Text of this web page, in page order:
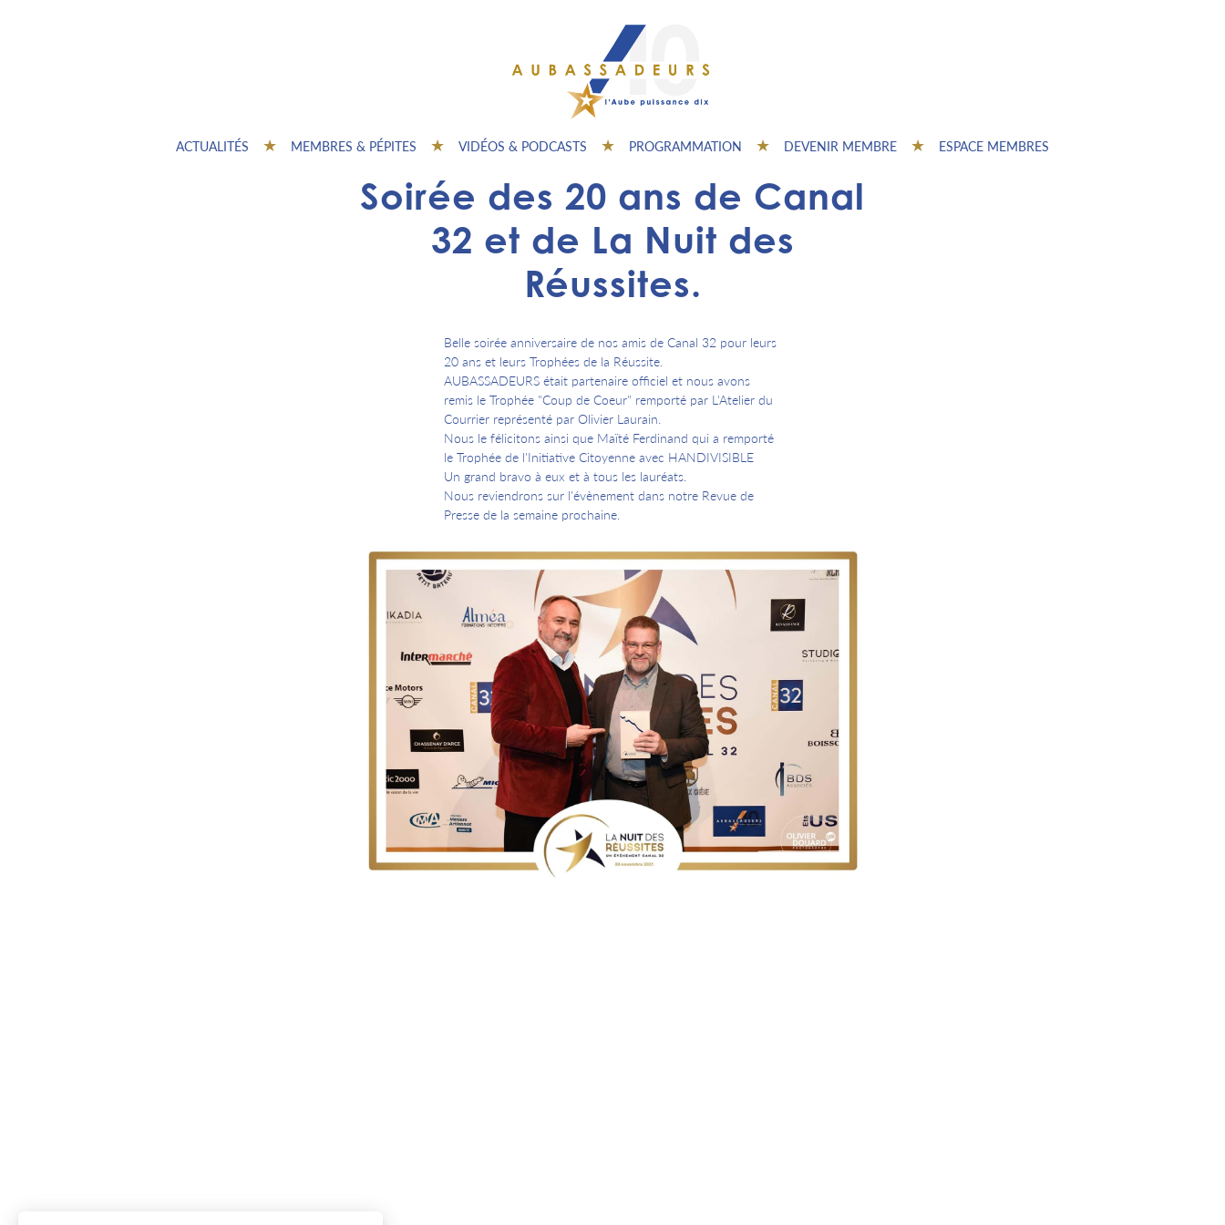
ACTUALITÉS MEMBRES & PÉPITES VIDÉOS & PODCASTS PROGRAMMATION DEVENIR MEMBRE ESPACE MEMBRES
Soirée des 20 ans de Canal
32 et de La Nuit des
Réussites.
Belle soirée anniversaire de nos amis de Canal 32 pour leurs
20 ans et leurs Trophées de la Réussite.
AUBASSADEURS était partenaire officiel et nous avons
remis le Trophée "Coup de Coeur" remporté par L'Atelier du
Courrier représenté par Olivier Laurain.
Nous le félicitons ainsi que Maïté Ferdinand qui a remporté
le Trophée de l'Initiative Citoyenne avec HANDIVISIBLE
Un grand bravo à eux et à tous les lauréats.
Nous reviendrons sur l'évènement dans notre Revue de
Presse de la semaine prochaine.